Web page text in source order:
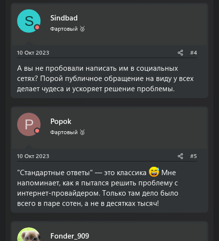
S Sindbad
Фартовый 🥈
10 Окт 2023 #4
А вы не пробовали написать им в социальных
сетях? Порой публичное обращение на виду у всех
делает чудеса и ускоряет решение проблемы.
P Popok
Фартовый 🥈
10 Окт 2023 #5
"Стандартные ответы" — это классика
Мне
напоминает, как я пытался решить проблему с
интернет-провайдером. Только там дело было
всего в паре сотен, а не в десятках тысяч!
Fonder_909